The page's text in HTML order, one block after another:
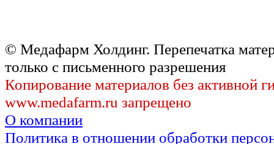
© Медафарм Холдинг. Перепечатка
только с письменного разрешения
Копирование материалов без активной
www.medafarm.ru запрещено
О компании
Политика в отношении обработки